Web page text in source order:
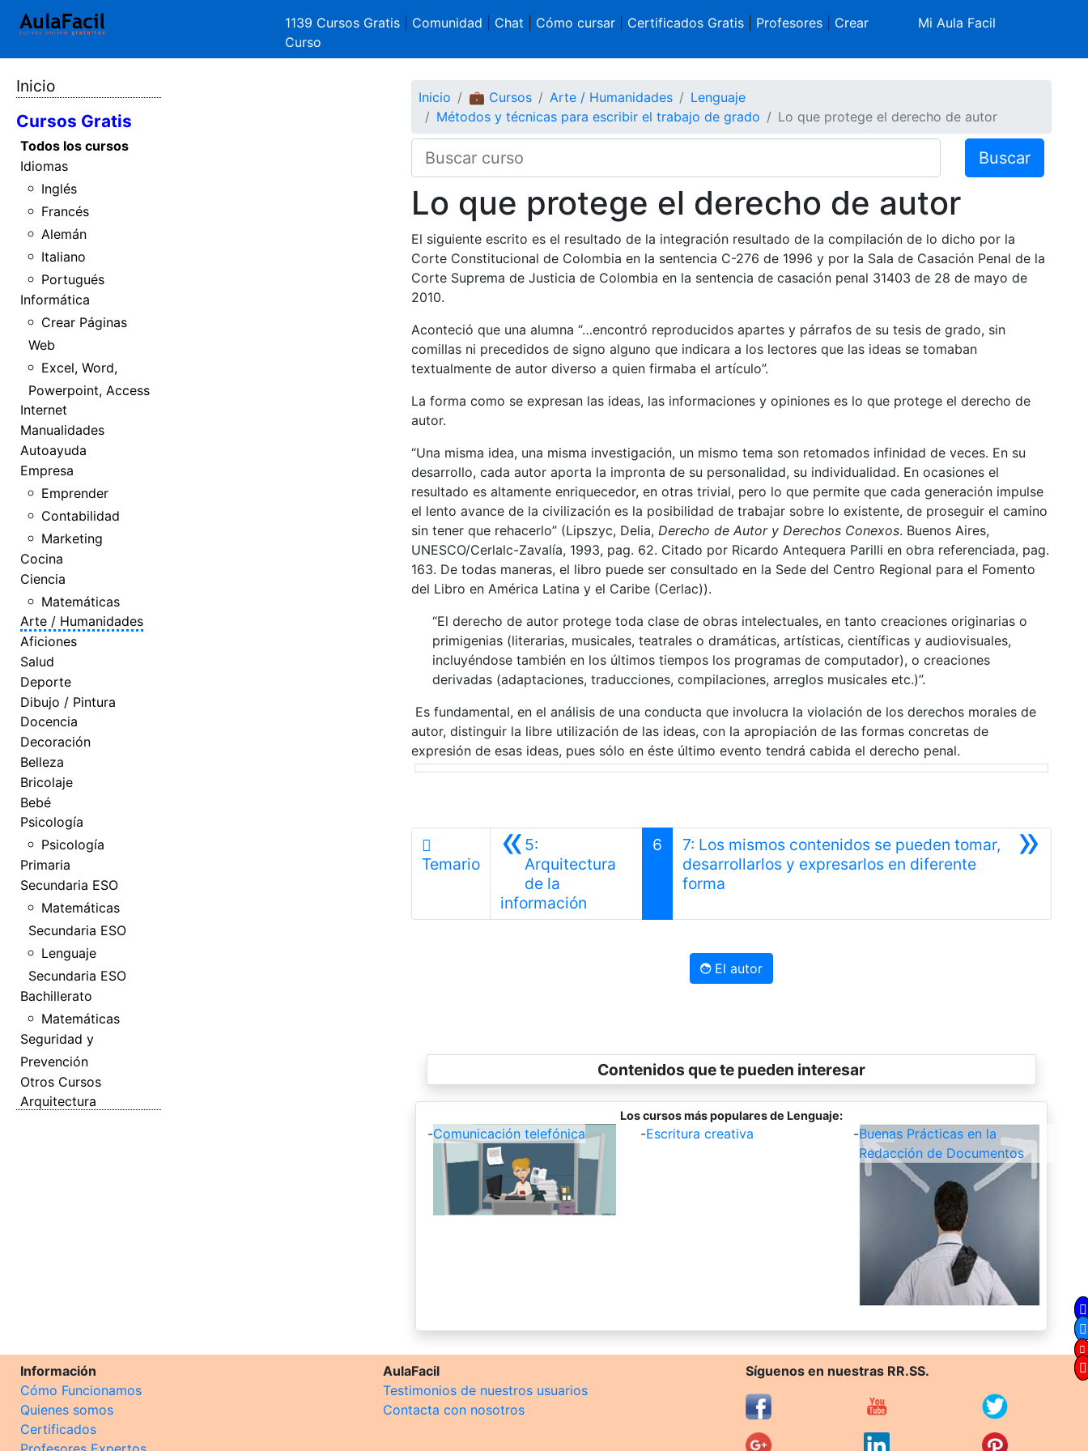
1139 Cursos Gratis Comunidad Chat Cómo cursar| Certificados Gratis| Profesores| Crear
Curso
Mi Aula Facil
Inicio
Cursos Gratis
Todos los cursos
Idiomas
Inglés
Francés
Alemán
Italiano
Portugués
Informática
Crear Páginas
Web
Excel, Word,
Powerpoint, Access
Internet
Manualidades
Autoayuda
Empresa
Emprender
Contabilidad
Marketing
Cocina
Ciencia
Matemáticas
Arte / Humanidades
Aficiones
Salud
Deporte
Dibujo / Pintura
Docencia
Decoración
Belleza
Bricolaje
Bebé
Psicología
Psicología
Primaria
Secundaria ESO
Matemáticas
Secundaria ESO
Lenguaje
Secundaria ESO
Bachillerato
Matemáticas
Seguridad y
Prevención
Otros Cursos
Arquitectura
Inicio 💼 Cursos Arte / Humanidades
Lenguaje
Métodos y técnicas para escribir el trabajo de grado
Lo que protege el derecho de autor
Buscar
Lo que protege el derecho de autor
El siguiente escrito es el resultado de la integración resultado de la compilación de lo dicho por la
Corte Constitucional de Colombia en la sentencia C-276 de 1996 y por la Sala de Casación Penal de la
Corte Suprema de Justicia de Colombia en la sentencia de casación penal 31403 de 28 de mayo de
2010.
Aconteció que una alumna “…encontró reproducidos apartes y párrafos de su tesis de grado, sin
comillas ni precedidos de signo alguno que indicara a los lectores que las ideas se tomaban
textualmente de autor diverso a quien firmaba el artículo”.
La forma como se expresan las ideas, las informaciones y opiniones es lo que protege el derecho de
autor.
“Una misma idea, una misma investigación, un mismo tema son retomados infinidad de veces. En su
desarrollo, cada autor aporta la impronta de su personalidad, su individualidad. En ocasiones el
resultado es altamente enriquecedor, en otras trivial, pero lo que permite que cada generación impulse
el lento avance de la civilización es la posibilidad de trabajar sobre lo existente, de proseguir el camino
sin tener que rehacerlo” (Lipszyc, Delia, Derecho de Autor y Derechos Conexos. Buenos Aires,
UNESCO/Cerlalc-Zavalía, 1993, pag. 62. Citado por Ricardo Antequera Parilli en obra referenciada, pag.
163. De todas maneras, el libro puede ser consultado en la Sede del Centro Regional para el Fomento
del Libro en América Latina y el Caribe (Cerlac)).
“El derecho de autor protege toda clase de obras intelectuales, en tanto creaciones originarias o
primigenias (literarias, musicales, teatrales o dramáticas, artísticas, científicas y audiovisuales,
incluyéndose también en los últimos tiempos los programas de computador), o creaciones
derivadas (adaptaciones, traducciones, compilaciones, arreglos musicales etc.)”.
Es fundamental, en el análisis de una conducta que involucra la violación de los derechos morales de
autor, distinguir la libre utilización de las ideas, con la apropiación de las formas concretas de
expresión de esas ideas, pues sólo en éste último evento tendrá cabida el derecho penal.
Temario «5:
Arquitectura
de la
informaciónAnterior
6 »
7: Los mismos contenidos se pueden tomar,
desarrollarlos y expresarlos en diferente
formaSiguiente
El autor
Contenidos que te pueden interesar
Los cursos más populares de Lenguaje:
-Comunicación telefónica -Escritura creativa -Buenas Prácticas en la
Redacción de Documentos
Información
Cómo Funcionamos
Quienes somos
Certificados
AulaFacil
Testimonios de nuestros usuarios
Contacta con nosotros
Síguenos en nuestras RR.SS.